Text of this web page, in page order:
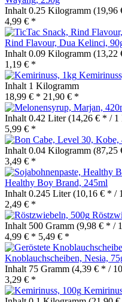
Inhalt 0.25 Kilogramm (19,96
4,99 € *
Rind Flavour, Dua Kelinci,
Inhalt 0.09 Kilogramm (13,22
1,19 € *
Inhalt 1 Kilogramm
18,99 € * 21,90 € *
Inhalt 0.42 Liter(14,26 € * / 1
5,99 € *
Inhalt 0.04 Kilogramm (87,25
3,49 € *
Healthy Boy Brand, 245ml
Inhalt 0.245 Liter(10,16 € * /
2,49 € *
Inhalt 500 Gramm (9,98 € * /
4,99 € * 5,49 € *
Knoblauchscheiben, Nesia,
Inhalt 75 Gramm (4,39 € * /
3,29 € *